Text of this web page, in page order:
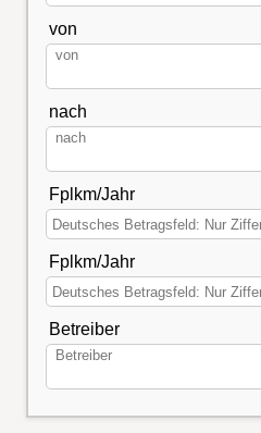
von
nach
Fplkm/Jahr
Fplkm/Jahr
Betreiber